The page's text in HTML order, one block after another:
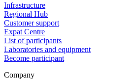
Infrastructure
Regional Hub
Customer support
Expat Centre
List of participants
Laboratories and equipment
Become participant
Company